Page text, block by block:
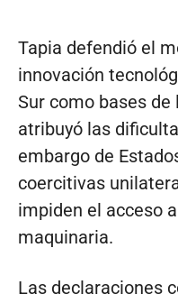
Tapia defendió el
innovación
Sur como bases
atribuyó las
embargo de
coercitivas
impiden el acceso
maquinaria.
Las declaraciones